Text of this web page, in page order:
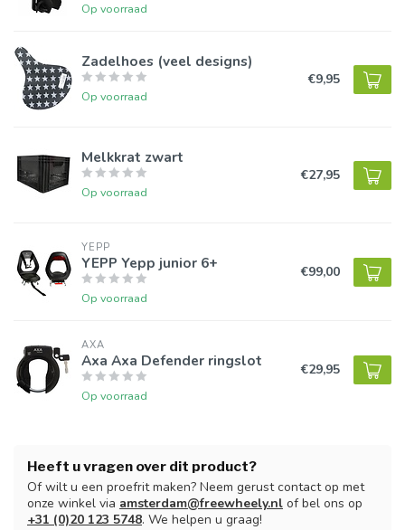
Op voorraad
Zadelhoes (veel designs)
Op voorraad
€9,95
Melkkrat zwart
Op voorraad
€27,95
YEPP
YEPP Yepp junior 6+
Op voorraad
€99,00
AXA
Axa Axa Defender ringslot
Op voorraad
€29,95
Heeft u vragen over dit product?
Of wilt u een proefrit maken? Neem gerust contact op met
onze winkel via amsterdam@freewheely.nl of bel ons op
+31 (0)20 123 5748. We helpen u graag!